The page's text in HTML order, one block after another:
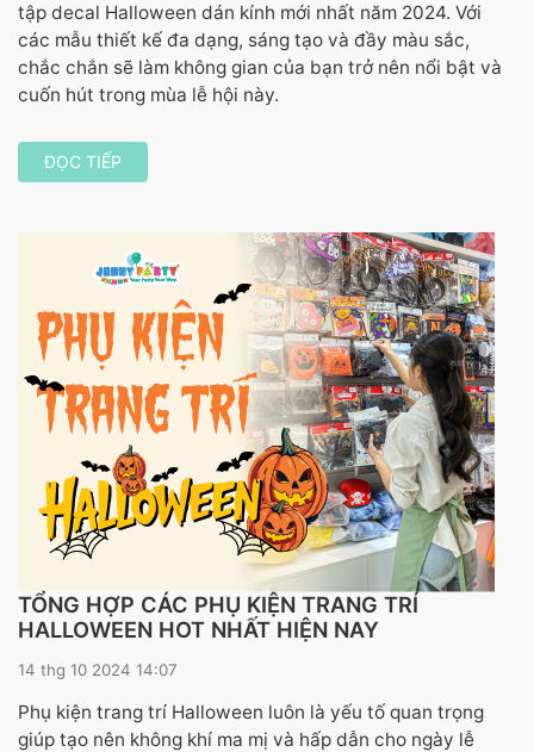
tập decal Halloween dán kính mới nhất năm 2024. Với
các mẫu thiết kế đa dạng, sáng tạo và đầy màu sắc,
chắc chắn sẽ làm không gian của bạn trở nên nổi bật và
cuốn hút trong mùa lễ hội này.
ĐỌC TIẾP
TỔNG HỢP CÁC PHỤ KIỆN TRANG TRÍ
HALLOWEEN HOT NHẤT HIỆN NAY
14 thg 10 2024 14:07
Phụ kiện trang trí Halloween luôn là yếu tố quan trọng
giúp tạo nên không khí ma mị và hấp dẫn cho ngày lễ